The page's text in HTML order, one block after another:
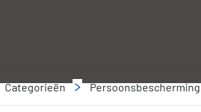
Categorieën Persoonsbescherming